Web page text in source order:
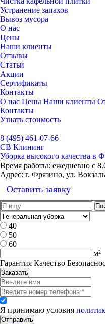
Устранение запахов
Вывоз мусора
О нас
Цены
Наши клиенты
Отзывы
Статьи
Акции
Сертификаты
Контакты
О нас Цены Наши клиенты
Контакты
Узнать стоимость
8 (495) 461-07-66
СВ Клининг
Уборка высокого качества в
Время работы: ежедневно с
Адрес: г. Фрязино, ул.
Оставить заявку
40
50
60
м²
Гарантия Качество
Заказать
Я принимаю условия
Отправить